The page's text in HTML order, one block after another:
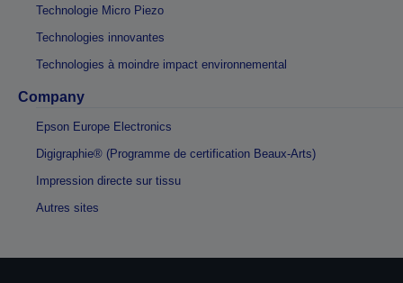
Technologie Micro Piezo
Technologies innovantes
Technologies à moindre impact environnemental
Company
Epson Europe Electronics
Digigraphie® (Programme de certification Beaux-Arts)
Impression directe sur tissu
Autres sites